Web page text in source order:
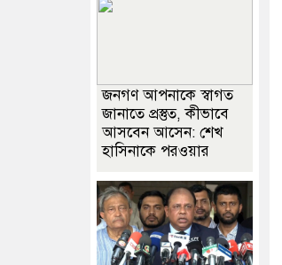
জনগণ আপনাকে স্বাগত
জানাতে প্রস্তুত, কীভাবে
আসবেন আসেন: শেখ
হাসিনাকে পরওয়ার